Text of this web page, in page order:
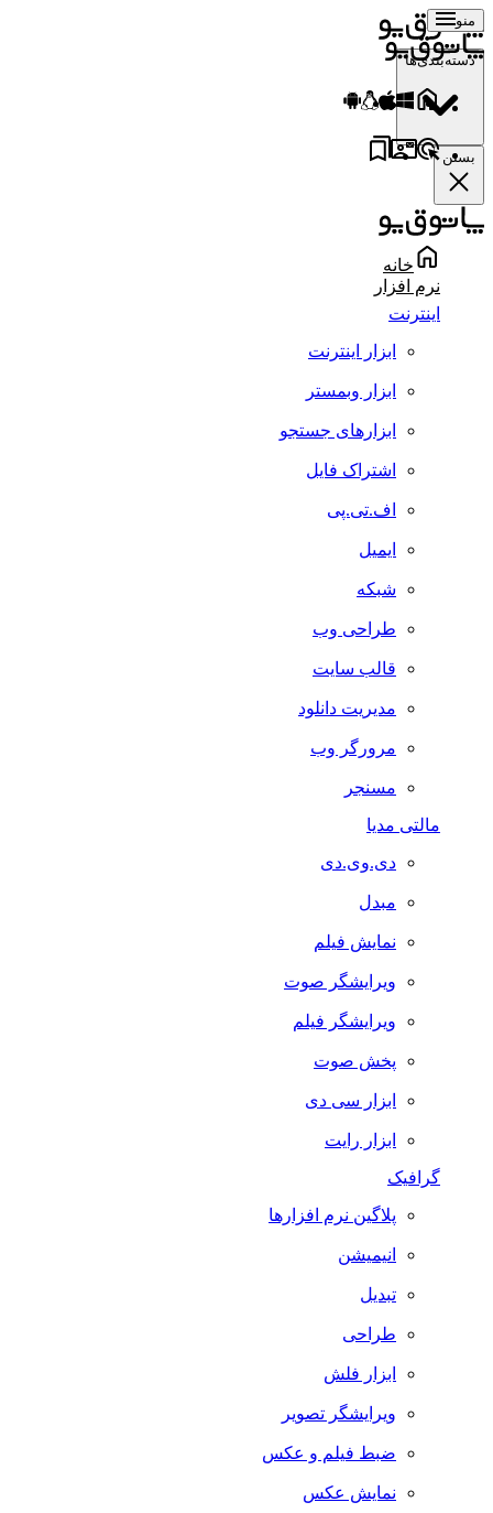
منو
دسته‌بندی‌ها
بستن
خانه
نرم افزار
اینترنت
ابزار اینترنت
ابزار وبمستر
ابزارهای جستجو
اشتراک فایل
اف.تی.پی
ایمیل
شبکه
طراحی وب
قالب سایت
مدیریت دانلود
مرورگر وب
مسنجر
مالتی مدیا
دی.وی.دی
مبدل
نمایش فیلم
ویرایشگر صوت
ویرایشگر فیلم
پخش صوت
ابزار سی دی
ابزار رایت
گرافیک
پلاگین نرم افزارها
انیمیشن
تبدیل
طراحی
ابزار فلش
ویرایشگر تصویر
ضبط فيلم و عكس
نمایش عکس